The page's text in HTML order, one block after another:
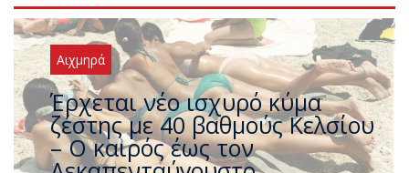
Αιχμηρά
Άφαντος ο Τσίπρας… την ώρα
που η χώρα καίγεται